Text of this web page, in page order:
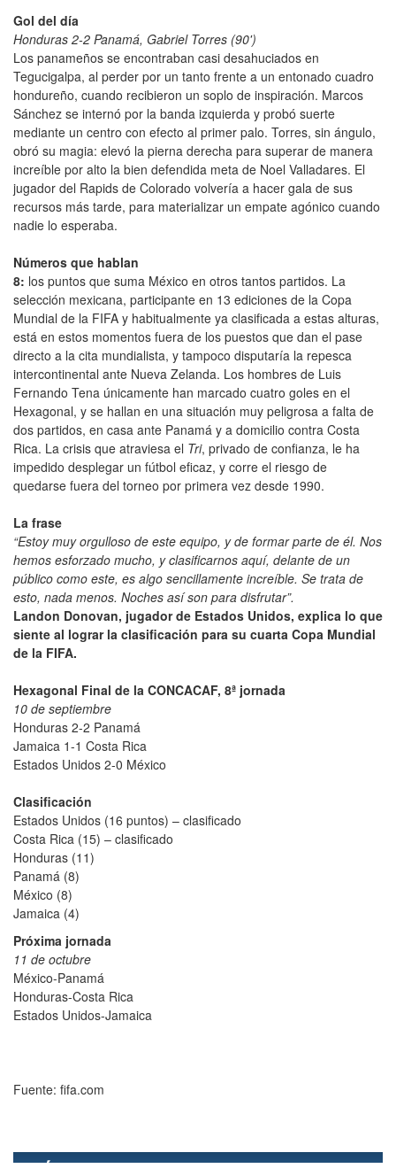
Gol del día
Honduras 2-2 Panamá, Gabriel Torres (90')
Los panameños se encontraban casi desahuciados en
Tegucigalpa, al perder por un tanto frente a un entonado cuadro
hondureño, cuando recibieron un soplo de inspiración. Marcos
Sánchez se internó por la banda izquierda y probó suerte
mediante un centro con efecto al primer palo. Torres, sin ángulo,
obró su magia: elevó la pierna derecha para superar de manera
increíble por alto la bien defendida meta de Noel Valladares. El
jugador del Rapids de Colorado volvería a hacer gala de sus
recursos más tarde, para materializar un empate agónico cuando
nadie lo esperaba.
Números que hablan
8: los puntos que suma México en otros tantos partidos. La
selección mexicana, participante en 13 ediciones de la Copa
Mundial de la FIFA y habitualmente ya clasificada a estas alturas,
está en estos momentos fuera de los puestos que dan el pase
directo a la cita mundialista, y tampoco disputaría la repesca
intercontinental ante Nueva Zelanda. Los hombres de Luis
Fernando Tena únicamente han marcado cuatro goles en el
Hexagonal, y se hallan en una situación muy peligrosa a falta de
dos partidos, en casa ante Panamá y a domicilio contra Costa
Rica. La crisis que atraviesa el Tri, privado de confianza, le ha
impedido desplegar un fútbol eficaz, y corre el riesgo de
quedarse fuera del torneo por primera vez desde 1990.
La frase
“Estoy muy orgulloso de este equipo, y de formar parte de él. Nos
hemos esforzado mucho, y clasificarnos aquí, delante de un
público como este, es algo sencillamente increíble. Se trata de
esto, nada menos. Noches así son para disfrutar”.
Landon Donovan, jugador de Estados Unidos, explica lo que
siente al lograr la clasificación para su cuarta Copa Mundial
de la FIFA.
Hexagonal Final de la CONCACAF, 8ª jornada
10 de septiembre
Honduras 2-2 Panamá
Jamaica 1-1 Costa Rica
Estados Unidos 2-0 México
Clasificación
Estados Unidos (16 puntos) – clasificado
Costa Rica (15) – clasificado
Honduras (11)
Panamá (8)
México (8)
Jamaica (4)
Próxima jornada
11 de octubre
México-Panamá
Honduras-Costa Rica
Estados Unidos-Jamaica
Fuente: fifa.com